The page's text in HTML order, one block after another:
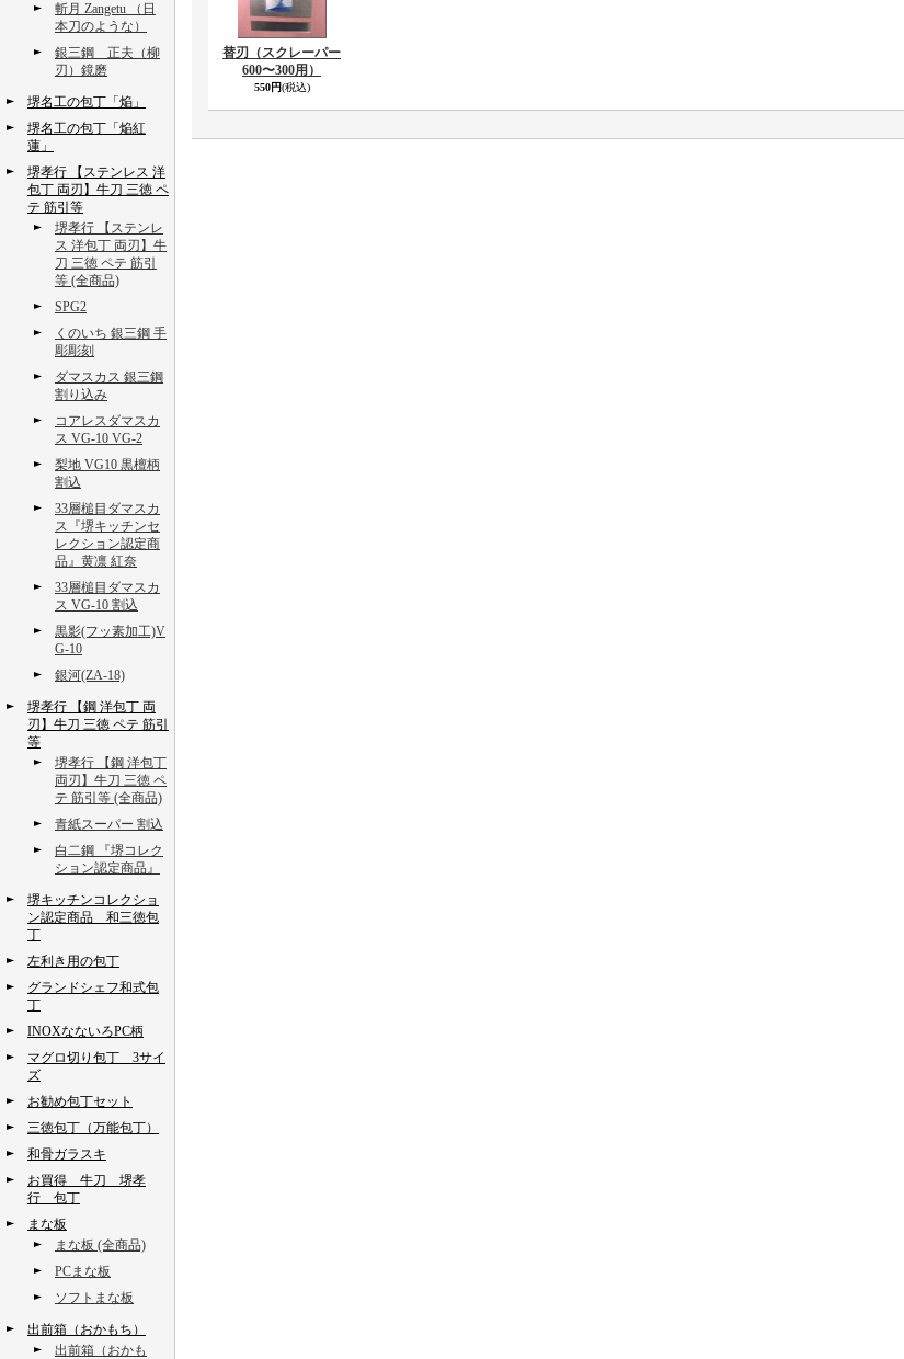
斬月 Zangetu （日
本刀のような）
銀三鋼 正夫（柳
刃）鏡磨
堺名工の包丁「焔」
堺名工の包丁「焔紅
蓮」
堺孝行 【ステンレス 洋
包丁 両刃】牛刀 三徳 ペ
テ 筋引等
堺孝行 【ステンレ
ス 洋包丁 両刃】牛
刀 三徳 ペテ 筋引
等 (全商品)
SPG2
くのいち 銀三鋼 手
彫彫刻
ダマスカス 銀三鋼
割り込み
コアレスダマスカ
ス VG-10 VG-2
梨地 VG10 黒檀柄
割込
33層槌目ダマスカ
ス『堺キッチンセ
レクション認定商
品』黄凛 紅奈
33層槌目ダマスカ
ス VG-10 割込
黒影(フッ素加工)V
G-10
銀河(ZA-18)
堺孝行 【鋼 洋包丁 両
刃】牛刀 三徳 ペテ 筋引
等
堺孝行 【鋼 洋包丁
両刃】牛刀 三徳 ペ
テ 筋引等 (全商品)
青紙スーパー 割込
白二鋼 『堺コレク
ション認定商品』
堺キッチンコレクショ
ン認定商品 和三徳包
丁
左利き用の包丁
グランドシェフ和式包
丁
INOXなないろPC柄
マグロ切り包丁 3サイ
ズ
お勧め包丁セット
三徳包丁（万能包丁）
和骨ガラスキ
お買得 牛刀 堺孝
行 包丁
まな板
まな板 (全商品)
PCまな板
ソフトまな板
出前箱（おかもち）
出前箱（おかも
替刃（スクレーパー
600〜300用）
550円(税込)